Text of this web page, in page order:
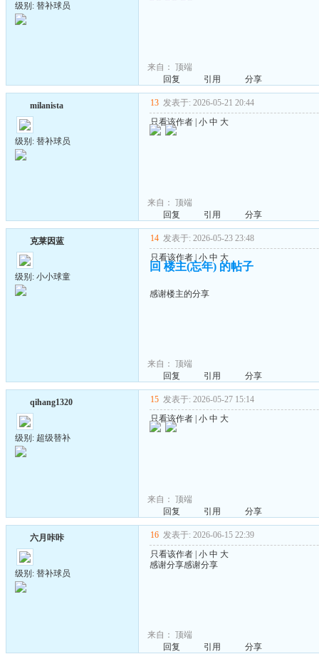
级别: 替补球员
来自： 顶端
回复
引用 分享
milanista
级别: 替补球员
13 发表于: 2026-05-21 20:44
只看该作者 小 中 大
来自： 顶端
回复
引用 分享
克莱因蓝
级别: 小小球童
14 发表于: 2026-05-23 23:48
只看该作者| 小 中 大
回 楼主(忘年) 的帖子
感谢楼主的分享
来自： 顶端
回复
引用 分享
qihang1320
级别: 超级替补
15 发表于: 2026-05-27 15:14
只看该作者 小 中 大
来自： 顶端
回复
引用 分享
六月咔咔
级别: 替补球员
16 发表于: 2026-06-15 22:39
只看该作者 小 中 大
感谢分享感谢分享
来自： 顶端
回复
引用 分享